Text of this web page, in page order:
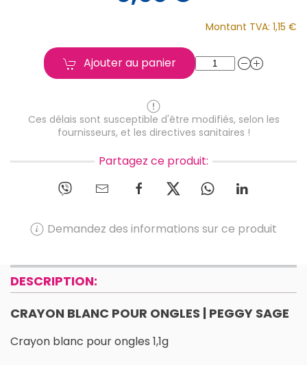
Montant TVA: 1,15 €
Ajouter au panier
Ces délais sont susceptible d'être modifiés, selon les
fournisseurs, et les directives sanitaires !
Partagez ce produit:
Demandez des informations sur ce produit
DESCRIPTION:
CRAYON BLANC POUR ONGLES | PEGGY SAGE
Crayon blanc pour ongles 1,1g